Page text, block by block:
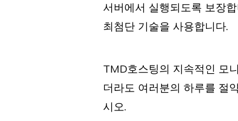
서버에서 실행되도록 보장
최첨단 기술을 사용합니다.
TMD호스팅의 지속적인 모
더라도 여러분의 하루를 절
시오.